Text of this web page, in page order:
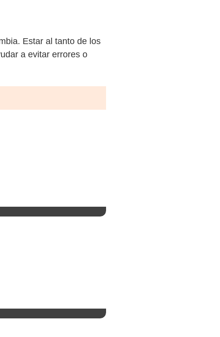
Estar al tanto de los
a evitar errores o